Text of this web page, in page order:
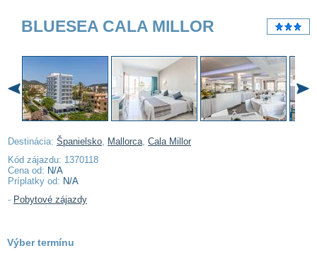
BLUESEA CALA MILLOR
Destinácia: Španielsko, Mallorca, Cala Millor
Kód zájazdu: 1370118
Cena od: N/A
Príplatky od: N/A
- Pobytové zájazdy
Výber termínu